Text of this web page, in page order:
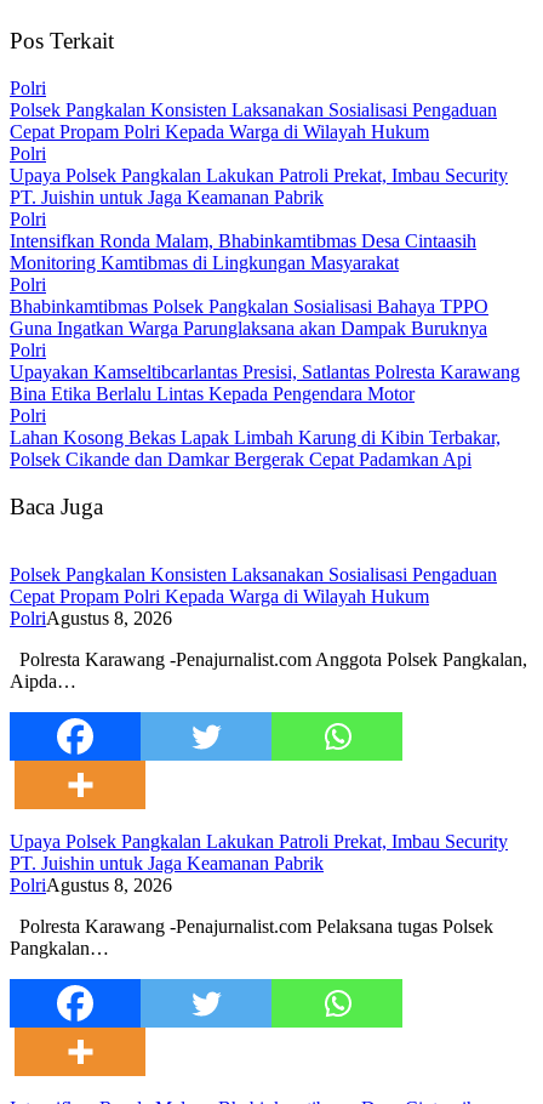
Pos Terkait
Polri
Polsek Pangkalan Konsisten Laksanakan Sosialisasi Pengaduan
Cepat Propam Polri Kepada Warga di Wilayah Hukum
Polri
Upaya Polsek Pangkalan Lakukan Patroli Prekat, Imbau Security
PT. Juishin untuk Jaga Keamanan Pabrik
Polri
Intensifkan Ronda Malam, Bhabinkamtibmas Desa Cintaasih
Monitoring Kamtibmas di Lingkungan Masyarakat
Polri
Bhabinkamtibmas Polsek Pangkalan Sosialisasi Bahaya TPPO
Guna Ingatkan Warga Parunglaksana akan Dampak Buruknya
Polri
Upayakan Kamseltibcarlantas Presisi, Satlantas Polresta Karawang
Bina Etika Berlalu Lintas Kepada Pengendara Motor
Polri
Lahan Kosong Bekas Lapak Limbah Karung di Kibin Terbakar,
Polsek Cikande dan Damkar Bergerak Cepat Padamkan Api
Baca Juga
Polsek Pangkalan Konsisten Laksanakan Sosialisasi Pengaduan
Cepat Propam Polri Kepada Warga di Wilayah Hukum
PolriAgustus 8, 2026
Polresta Karawang -Penajurnalist.com Anggota Polsek Pangkalan,
Aipda…
Upaya Polsek Pangkalan Lakukan Patroli Prekat, Imbau Security
PT. Juishin untuk Jaga Keamanan Pabrik
PolriAgustus 8, 2026
Polresta Karawang -Penajurnalist.com Pelaksana tugas Polsek
Pangkalan…